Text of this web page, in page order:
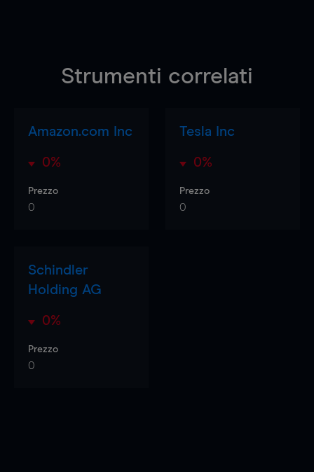
Strumenti correlati
Amazon.com Inc
0%
Prezzo
0
Tesla Inc
0%
Prezzo
0
Schindler
Holding AG
0%
Prezzo
0